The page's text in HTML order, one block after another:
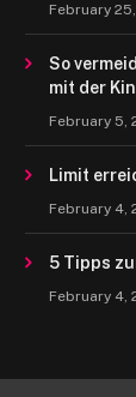
February
So
mit der
February 5,
Limit
February 4,
5 Tipps
February 4,